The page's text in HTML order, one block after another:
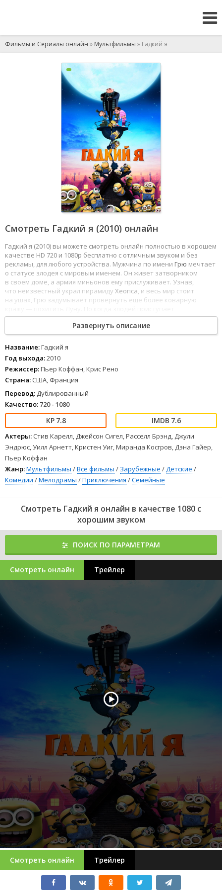
Фильмы и Сериалы онлайн » Мультфильмы » Гадкий я
Смотреть Гадкий я (2010) онлайн
Гадкий я (2010) вы можете смотреть онлайн полностью в хорошем
качестве HD 720 и 1080p бесплатно с отличным звуком и без
рекламы, для любого устройства. Мужчина по имени Грю мечтает
о статусе злодея с мировым именем. Он живет затворником
в своем доме, а армия миньонов ему прислуживает. Узнав,
что неизвестный украл пирамиду Хеопса, и весь мир стоит
на ушах, Грю задумывает провернуть еще более коварную
к осуществлению своего плана, в его дом попадают тридевочки-
. Нелюдимый Грю постепенно привязывается
к непоседливым детишкам. Таким образом, в борьбе за звание
суперзлодея герой приобретает настоящих друзей и вместо того,
чтобы вредить человечеству, принимается его спасать.
1 23 45 678
Развернуть описание
Название:Гадкий я
Год выхода:2010
Режиссер:Пьер Коффан, Крис Рено
Страна: США, Франция
Перевод: Дублированный
Качество: 720 - 1080
7.8 7.6
Актеры: Стив Карелл, Джейсон Сигел, Расселл Брэнд, Джули
Эндрюс, Уилл Арнетт, Кристен Уиг, Миранда Косгров, Дэна Гайер,
Пьер Коффан
Жанр:Мультфильмы /Все фильмы / Зарубежные /Детские /
Комедии /Мелодрамы /Приключения /Семейные
Смотреть Гадкий я онлайн в качестве 1080 с
хорошим звуком
ПОИСК ПО ПАРАМЕТРАМ
Смотреть онлайн Трейлер
Смотреть онлайн Трейлер